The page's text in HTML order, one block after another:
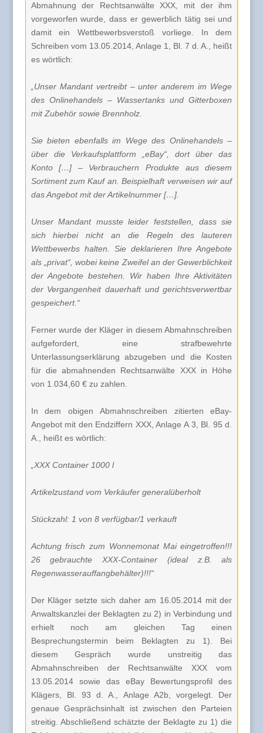
Abmahnung der Rechtsanwälte XXX, mit der ihm
vorgeworfen wurde, dass er gewerblich tätig sei und
damit ein Wettbewerbsverstoß vorliege. In dem
Schreiben vom 13.05.2014, Anlage 1, Bl. 7 d. A., heißt
es wörtlich:
„Unser Mandant vertreibt – unter anderem im Wege
des Onlinehandels – Wassertanks und Gitterboxen
mit Zubehör sowie Brennholz.
Sie bieten ebenfalls im Wege des Onlinehandels –
über die Verkaufsplattform „eBay“, dort über das
Konto […] – Verbrauchern Produkte aus diesem
Sortiment zum Kauf an. Beispielhaft verweisen wir auf
das Angebot mit der Artikelnummer […].
Unser Mandant musste leider feststellen, dass sie
sich hierbei nicht an die Regeln des lauteren
Wettbewerbs halten. Sie deklarieren Ihre Angebote
als „privat“, wobei keine Zweifel an der Gewerblichkeit
der Angebote bestehen. Wir haben Ihre Aktivitäten
der Vergangenheit dauerhaft und gerichtsverwertbar
gespeichert.“
Ferner wurde der Kläger in diesem Abmahnschreiben
aufgefordert, eine strafbewehrte
Unterlassungserklärung abzugeben und die Kosten
für die abmahnenden Rechtsanwälte XXX in Höhe
von 1.034,60 € zu zahlen.
In dem obigen Abmahnschreiben zitierten eBay-
Angebot mit den Endziffern XXX, Anlage A 3, Bl. 95 d.
A., heißt es wörtlich:
„XXX Container 1000 l
Artikelzustand vom Verkäufer generalüberholt
Stückzahl: 1 von 8 verfügbar/1 verkauft
Achtung frisch zum Wonnemonat Mai eingetroffen!!!
26 gebrauchte XXX-Container (ideal z.B. als
Regenwasserauffangbehälter)!!!“
Der Kläger setzte sich daher am 16.05.2014 mit der
Anwaltskanzlei der Beklagten zu 2) in Verbindung und
erhielt noch am gleichen Tag einen
Besprechungstermin beim Beklagten zu 1). Bei
diesem Gespräch wurde unstreitig das
Abmahnschreiben der Rechtsanwälte XXX vom
13.05.2014 sowie das eBay Bewertungsprofil des
Klägers, Bl. 93 d. A., Anlage A2b, vorgelegt. Der
genaue Gesprächsinhalt ist zwischen den Parteien
streitig. Abschließend schätzte der Beklagte zu 1) die